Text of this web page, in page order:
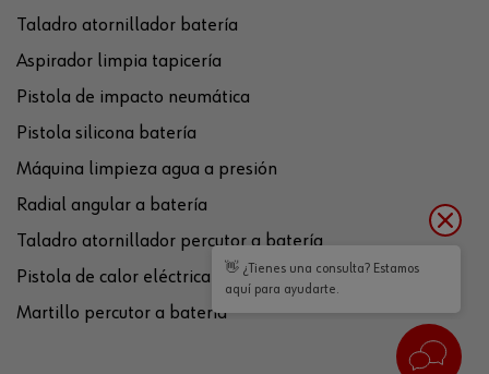
Taladro atornillador batería
Aspirador limpia tapicería
Pistola de impacto neumática
Pistola silicona batería
Máquina limpieza agua a presión
Radial angular a batería
Taladro atornillador percutor a batería
Pistola de calor eléctrica
Martillo percutor a batería
👋 ¿Tienes una consulta? Estamos
aquí para ayudarte.